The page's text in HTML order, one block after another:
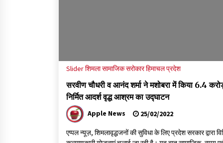
04/08/2026
Sliderशिमलासामाजिक सरोकारहिमाचल प्रदेश
सरवीण चौधरी व आनंद शर्मा ने मशोबरा में किया 6.4
निर्मित आदर्श वृद्ध आश्रम का उद्घाटन
Apple News 25/02/2022
एप्पल न्यूज़, शिमलावृद्धजनों की सुविधा के लिए प्रदेश सरकार द्वारा